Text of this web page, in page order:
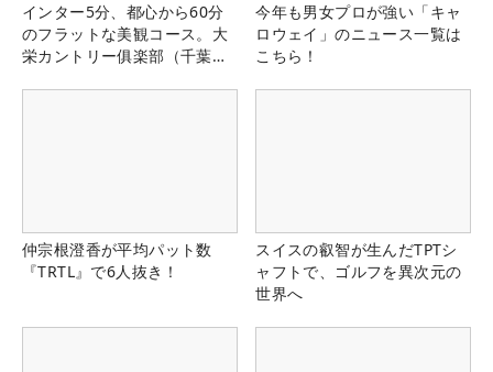
インター5分、都心から60分
のフラットな美観コース。大
栄カントリー俱楽部（千葉
今年も男女プロが強い「キャ
ロウェイ」のニュース一覧は
こちら！
仲宗根澄香が平均パット数
『TRTL』で6人抜き！
スイスの叡智が生んだTPTシ
ャフトで、ゴルフを異次元の
世界へ